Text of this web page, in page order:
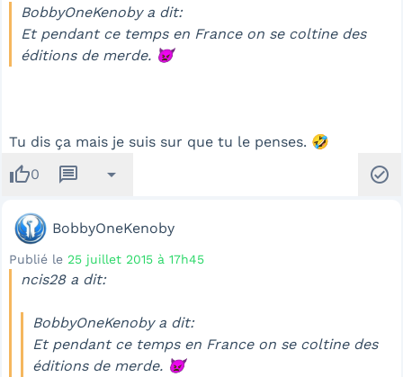
BobbyOneKenoby a dit:
Et pendant ce temps en France on se coltine des
éditions de merde. 👿
Tu dis ça mais je suis sur que tu le penses. 🤣
thumb_up0 message arrow_drop_down check_circle
BobbyOneKenoby
Publié le 25 juillet 2015 à 17h45
ncis28 a dit:
BobbyOneKenoby a dit:
Et pendant ce temps en France on se coltine des
éditions de merde. 👿